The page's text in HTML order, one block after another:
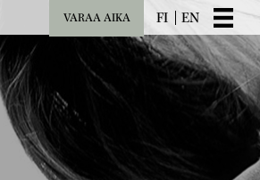
VARAA AIKA FI EN